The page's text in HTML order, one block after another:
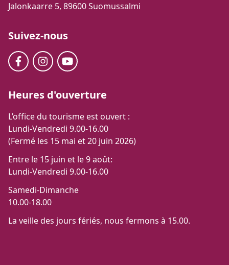
Jalonkaarre 5, 89600 Suomussalmi
Suivez-nous
Heures d'ouverture
L’office du tourisme est ouvert :
Lundi-Vendredi 9.00-16.00
(Fermé les 15 mai et 20 juin 2026)
Entre le 15 juin et le 9 août:
Lundi-Vendredi 9.00-16.00
Samedi-Dimanche
10.00-18.00
La veille des jours fériés, nous fermons à 15.00.